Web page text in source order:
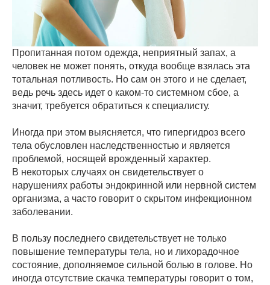
Пропитанная потом одежда, неприятный запах, а
человек не может понять, откуда вообще взялась эта
тотальная потливость. Но сам он этого и не сделает,
ведь речь здесь идет о каком-то системном сбое, а
значит, требуется обратиться к специалисту.
Иногда при этом выясняется, что гипергидроз всего
тела обусловлен наследственностью и является
проблемой, носящей врожденный характер.
В некоторых случаях он свидетельствует о
нарушениях работы эндокринной или нервной систем
организма, а часто говорит о скрытом инфекционном
заболевании.
В пользу последнего свидетельствует не только
повышение температуры тела, но и лихорадочное
состояние, дополняемое сильной болью в голове. Но
иногда отсутствие скачка температуры говорит о том,